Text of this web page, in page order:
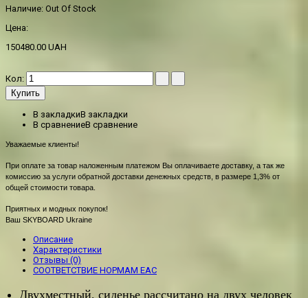
Наличие: Out Of Stock
Цена:
150480.00 UAH
Кол:
Купить
В закладкиВ закладки
В сравнениеВ сравнение
Уважаемые клиенты!
При оплате за товар наложенным платежом Вы оплачиваете доставку, а так же
комиссию за услуги обратной доставки денежных средств, в размере 1,3% от
общей стоимости товара.
Приятных и модных покупок!
Ваш SKYBOARD Ukraine
Описание
Характеристики
Отзывы (0)
СООТВЕТСТВИЕ НОРМАМ EAC
Двухместный, сиденье рассчитано на двух человек